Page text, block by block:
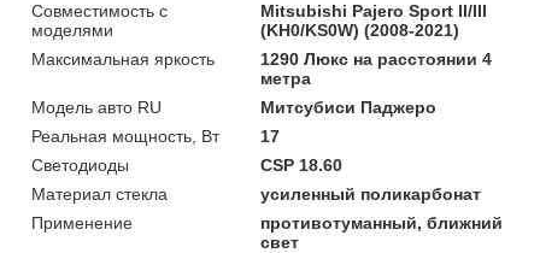
Совместимость с
моделями
Mitsubishi Pajero Sport II/III
(KH0/KS0W) (2008-2021)
Максимальная яркость
1290 Люкс на расстоянии 4
метра
Модель авто RU
Митсубиси Паджеро
Реальная мощность, Вт
17
Светодиоды
CSP 18.60
Материал стекла
усиленный поликарбонат
Применение
противотуманный, ближний
свет